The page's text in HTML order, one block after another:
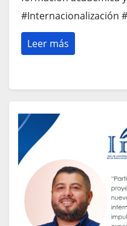
#Internacionalización
Leer más